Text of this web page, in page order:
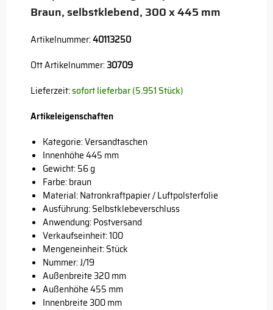
Braun, selbstklebend, 300 x 445 mm
Artikelnummer:40113250
Ott Artikelnummer:30709
Lieferzeit:sofort lieferbar (5.951 Stück)
Artikeleigenschaften
Kategorie: Versandtaschen
Innenhöhe 445 mm
Gewicht: 56 g
Farbe: braun
Material: Natronkraftpapier / Luftpolsterfolie
Ausführung: Selbstklebeverschluss
Anwendung: Postversand
Verkaufseinheit: 100
Mengeneinheit: Stück
Nummer: J/19
Außenbreite 320 mm
Außenhöhe 455 mm
Innenbreite 300 mm